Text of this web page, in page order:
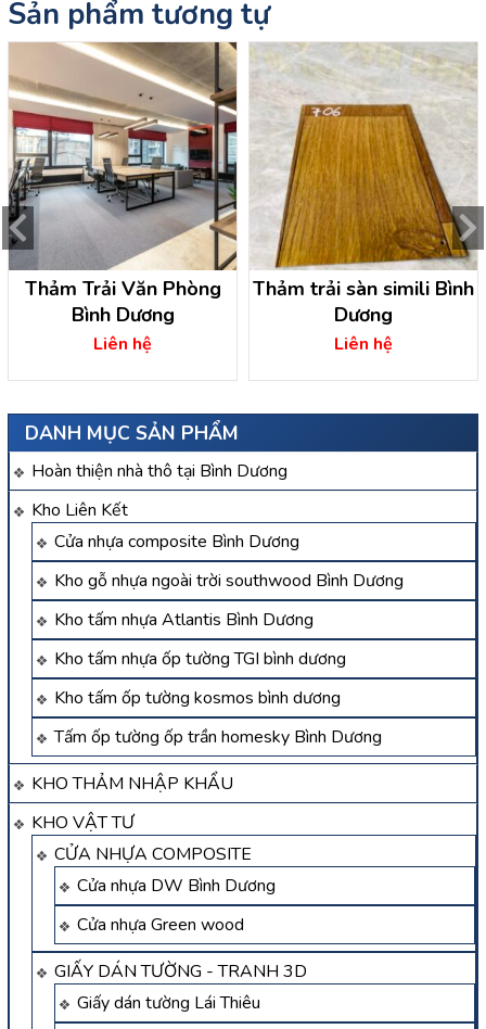
DANH MỤC SẢN PHẨM
Hoàn thiện nhà thô tại Bình Dương
Kho Liên Kết
Cửa nhựa composite Bình Dương
Kho gỗ nhựa ngoài trời southwood Bình Dương
Kho tấm nhựa Atlantis Bình Dương
Kho tấm nhựa ốp tường TGI bình dương
Kho tấm ốp tường kosmos bình dương
Tấm ốp tường ốp trần homesky Bình Dương
KHO THẢM NHẬP KHẨU
KHO VẬT TƯ
CỬA NHỰA COMPOSITE
Cửa nhựa DW Bình Dương
Cửa nhựa Green wood
GIẤY DÁN TƯỜNG - TRANH 3D
Giấy dán tường Lái Thiêu
Sản phẩm tương tự
Thảm Trải Văn Phòng
Bình Dương
Liên hệ
Thảm trải sàn simili Bình
Dương
Liên hệ